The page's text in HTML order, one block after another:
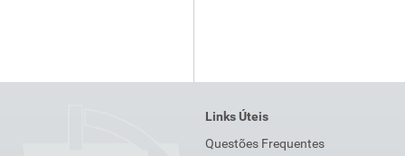
Links Úteis
Questões Frequentes